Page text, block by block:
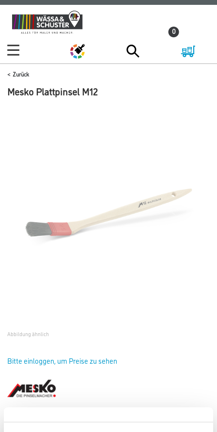
Zum
Inhalt
Zum
Navigationsmenü
0
Zurück
Mesko Plattpinsel M12
Abbildung ähnlich
Bitte einloggen, um Preise zu sehen